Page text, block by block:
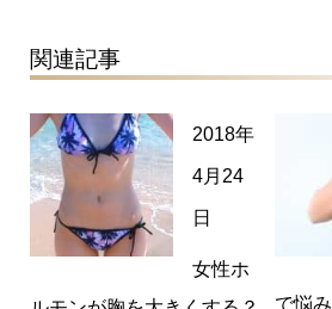
関連記事
2018年
4月24
日
女性ホ
で悩